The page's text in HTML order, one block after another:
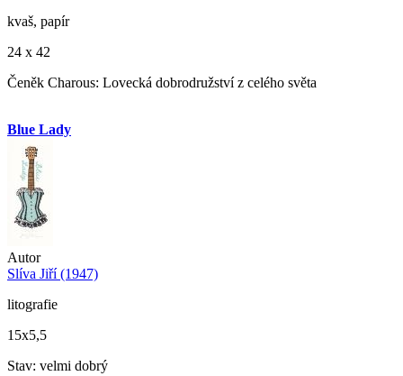
kvaš, papír
24 x 42
Čeněk Charous: Lovecká dobrodružství z celého světa
Blue Lady
Autor
Slíva Jiří (1947)
litografie
15x5,5
Stav: velmi dobrý